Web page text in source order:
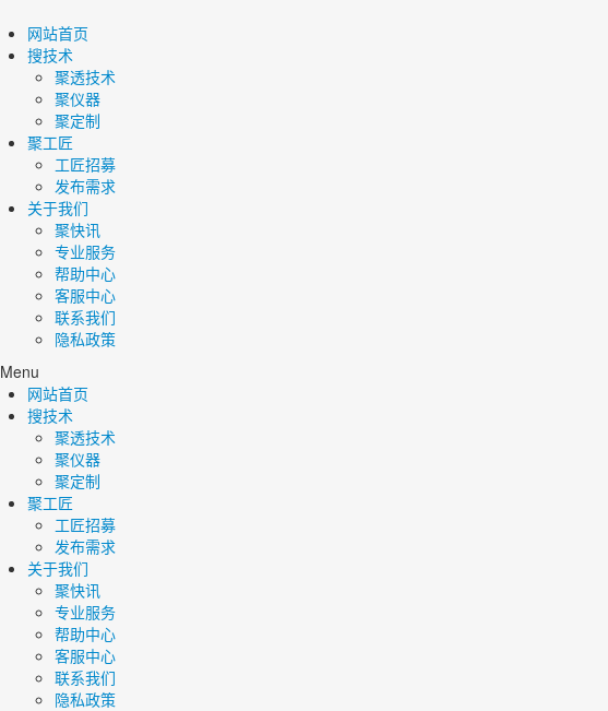
网站首页
搜技术
聚透技术
聚仪器
聚定制
聚工匠
工匠招募
发布需求
关于我们
聚快讯
专业服务
帮助中心
客服中心
联系我们
隐私政策
Menu
网站首页
搜技术
聚透技术
聚仪器
聚定制
聚工匠
工匠招募
发布需求
关于我们
聚快讯
专业服务
帮助中心
客服中心
联系我们
隐私政策